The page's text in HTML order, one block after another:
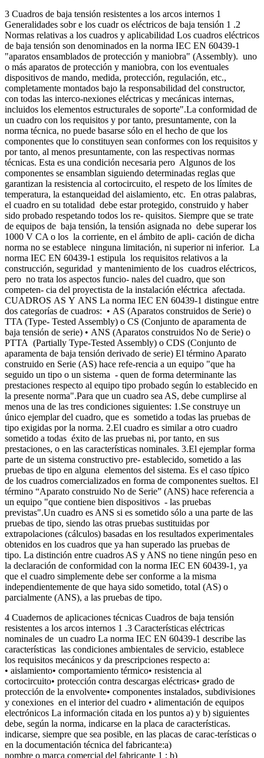
3 Cuadros de baja tensión resistentes a los arcos internos 1
Generalidades sobr e los cuadr os eléctricos de baja tensión 1 .2
Normas relativas a los cuadros y aplicabilidad Los cuadros eléctricos
de baja tensión son denominados en la norma IEC EN 60439-1
"aparatos ensamblados de protección y maniobra" (Assembly). uno
o más aparatos de protección y maniobra, con los eventuales
dispositivos de mando, medida, protección, regulación, etc.,
completamente montados bajo la responsabilidad del constructor,
con todas las interco-nexiones eléctricas y mecánicas internas,
incluidos los elementos estructurales de soporte".La conformidad de
un cuadro con los requisitos y por tanto, presuntamente, con la
norma técnica, no puede basarse sólo en el hecho de que los
componentes que lo constituyen sean conformes con los requisitos y
por tanto, al menos presuntamente, con las respectivas normas
técnicas. Esta es una condición necesaria pero Algunos de los
componentes se ensamblan siguiendo determinadas reglas que
garantizan la resistencia al cortocircuito, el respeto de los límites de
temperatura, la estanqueidad del aislamiento, etc. En otras palabras,
el cuadro en su totalidad debe estar protegido, construido y haber
sido probado respetando todos los re- quisitos. Siempre que se trate
de equipos de baja tensión, la tensión asignada no debe superar los
1000 V CA o los la corriente, en el ámbito de apli- cación de dicha
norma no se establece ninguna limitación, ni superior ni inferior. La
norma IEC EN 60439-1 estipula los requisitos relativos a la
construcción, seguridad y mantenimiento de los cuadros eléctricos,
pero no trata los aspectos funcio- nales del cuadro, que son
competen- cia del proyectista de la instalación eléctrica afectada.
CUADROS AS Y ANS La norma IEC EN 60439-1 distingue entre
dos categorías de cuadros: • AS (Aparatos construidos de Serie) o
TTA (Type- Tested Assembly) o CS (Conjunto de aparamenta de
baja tensión de serie) • ANS (Aparatos construidos No de Serie) o
PTTA (Partially Type-Tested Assembly) o CDS (Conjunto de
aparamenta de baja tensión derivado de serie) El término Aparato
construido en Serie (AS) hace refe-rencia a un equipo "que ha
seguido un tipo o un sistema - quen de forma determinante las
prestaciones respecto al equipo tipo probado según lo establecido en
la presente norma".Para que un cuadro sea AS, debe cumplirse al
menos una de las tres condiciones siguientes: 1.Se construye un
único ejemplar del cuadro, que es sometido a todas las pruebas de
tipo exigidas por la norma. 2.El cuadro es similar a otro cuadro
sometido a todas éxito de las pruebas ni, por tanto, en sus
prestaciones, o en las características nominales. 3.El ejemplar forma
parte de un sistema constructivo pre- establecido, sometido a las
pruebas de tipo en alguna elementos del sistema. Es el caso típico
de los cuadros comercializados en forma de componentes sueltos. El
término “Aparato construido No de Serie” (ANS) hace referencia a
un equipo "que contiene bien dispositivos - las pruebas
previstas".Un cuadro es ANS si es sometido sólo a una parte de las
pruebas de tipo, siendo las otras pruebas sustituidas por
extrapolaciones (cálculos) basadas en los resultados experimentales
obtenidos en los cuadros que ya han superado las pruebas de
tipo. La distinción entre cuadros AS y ANS no tiene ningún peso en
la declaración de conformidad con la norma IEC EN 60439-1, ya
que el cuadro simplemente debe ser conforme a la misma
independientemente de que haya sido sometido, total (AS) o
parcialmente (ANS), a las pruebas de tipo.
4 Cuadernos de aplicaciones técnicas Cuadros de baja tensión
resistentes a los arcos internos 1 .3 Características eléctricas
nominales de un cuadro La norma IEC EN 60439-1 describe las
características las condiciones ambientales de servicio, establece
los requisitos mecánicos y da prescripciones respecto a:
• aislamiento• comportamiento térmico• resistencia al
cortocircuito• protección contra descargas eléctricas• grado de
protección de la envolvente• componentes instalados, subdivisiones
y conexiones en el interior del cuadro • alimentación de equipos
electrónicos La información citada en los puntos a) y b) siguientes
debe, según la norma, indicarse en la placa de características.
indicarse, siempre que sea posible, en las placas de carac-terísticas o
en la documentación técnica del fabricante:a)
nombre o marca comercial del fabricante 1 ; b)